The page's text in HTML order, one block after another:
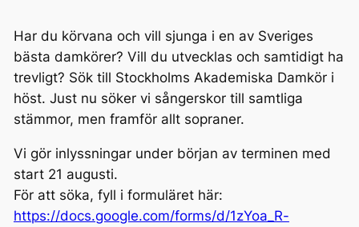
Har du körvana och vill sjunga i en av Sveriges
bästa damkörer? Vill du utvecklas och samtidigt ha
trevligt? Sök till Stockholms Akademiska Damkör i
höst. Just nu söker vi sångerskor till samtliga
stämmor, men framför allt sopraner.
Vi gör inlyssningar under början av terminen med
start 21 augusti.
För att söka, fyll i formuläret här:
https://docs.google.com/forms/d/1zYoa_R-